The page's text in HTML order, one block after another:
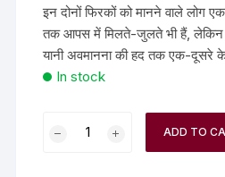
इन दोनों फिरकों को मानने वाले लोग
तक आपस में मिलते-जुलते भी हैं, लेकिन
यानी अवमानना की हद तक एक-दूसरे
In stock
ADD TO